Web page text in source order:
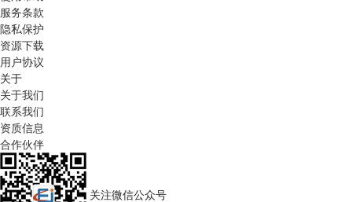
服务条款
隐私保护
资源下载
用户协议
关于
关于我们
联系我们
资质信息
合作伙伴
关注微信公众号